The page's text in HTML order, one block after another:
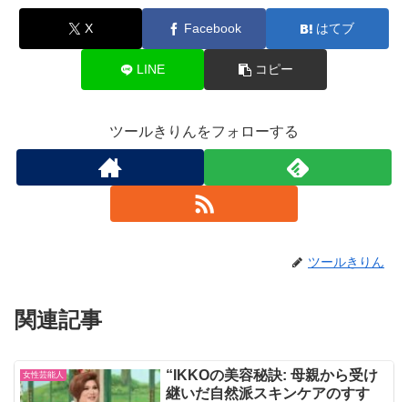
X Facebook はてブ
LINE コピー
ツールきりんをフォローする
ツールきりん
関連記事
女性芸能人
“IKKOの美容秘訣: 母親から受け
継いだ自然派スキンケアのすす